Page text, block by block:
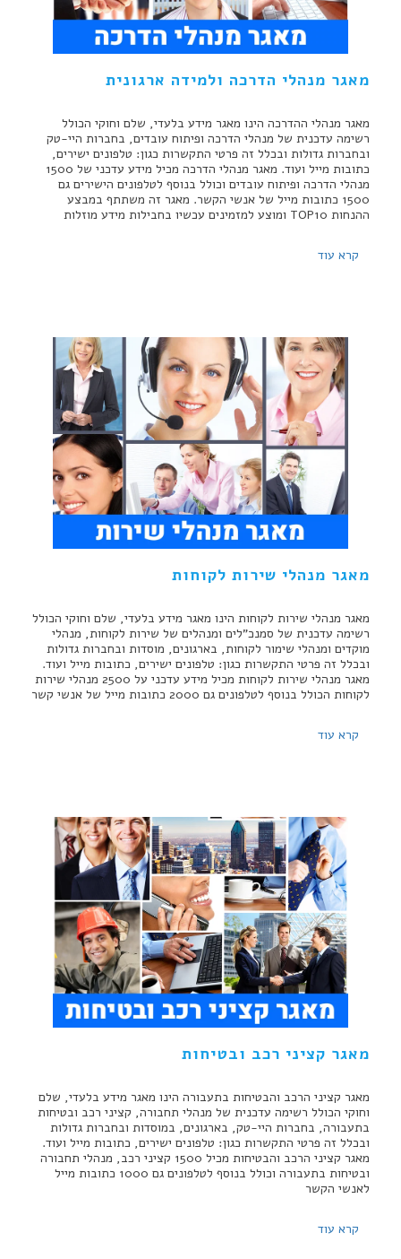
מאגר מנהלי הדרכה ולמידה ארגונית
מאגר מנהלי ההדרכה הינו מאגר מידע בלעדי, שלם וחוקי הכולל
רשימה עדכנית של מנהלי הדרכה ופיתוח עובדים, בחברות היי-טק
ובחברות גדולות ובכלל זה פרטי התקשרות כגון: טלפונים ישירים,
כתובות מייל ועוד. מאגר מנהלי הדרכה מכיל מידע עדכני של 1500
מנהלי הדרכה ופיתוח עובדים וכולל בנוסף לטלפונים הישירים גם
1500 כתובות מייל של אנשי הקשר. מאגר זה משתתף במבצע
ההנחות TOP10 ומוצע למזמינים עכשיו בחבילות מידע מוזלות
קרא עוד
מאגר מנהלי שירות לקוחות
מאגר מנהלי שירות לקוחות הינו מאגר מידע בלעדי, שלם וחוקי הכולל
רשימה עדכנית של סמנכ"לים ומנהלים של שירות לקוחות, מנהלי
מוקדים ומנהלי שימור לקוחות, בארגונים, מוסדות ובחברות גדולות
ובכלל זה פרטי התקשרות כגון: טלפונים ישירים, כתובות מייל ועוד.
מאגר מנהלי שירות לקוחות מכיל מידע עדכני על 2500 מנהלי שירות
לקוחות הכולל בנוסף לטלפונים גם 2000 כתובות מייל של אנשי קשר
קרא עוד
מאגר קציני רכב ובטיחות
מאגר קציני הרכב והבטיחות בתעבורה הינו מאגר מידע בלעדי, שלם
וחוקי הכולל רשימה עדכנית של מנהלי תחבורה, קציני רכב ובטיחות
בתעבורה, בחברות היי-טק, בארגונים, במוסדות ובחברות גדולות
ובכלל זה פרטי התקשרות כגון: טלפונים ישירים, כתובות מייל ועוד.
מאגר קציני הרכב והבטיחות מכיל 1500 קציני רכב, מנהלי תחבורה
ובטיחות בתעבורה וכולל בנוסף לטלפונים גם 1000 כתובות מייל
לאנשי הקשר
קרא עוד